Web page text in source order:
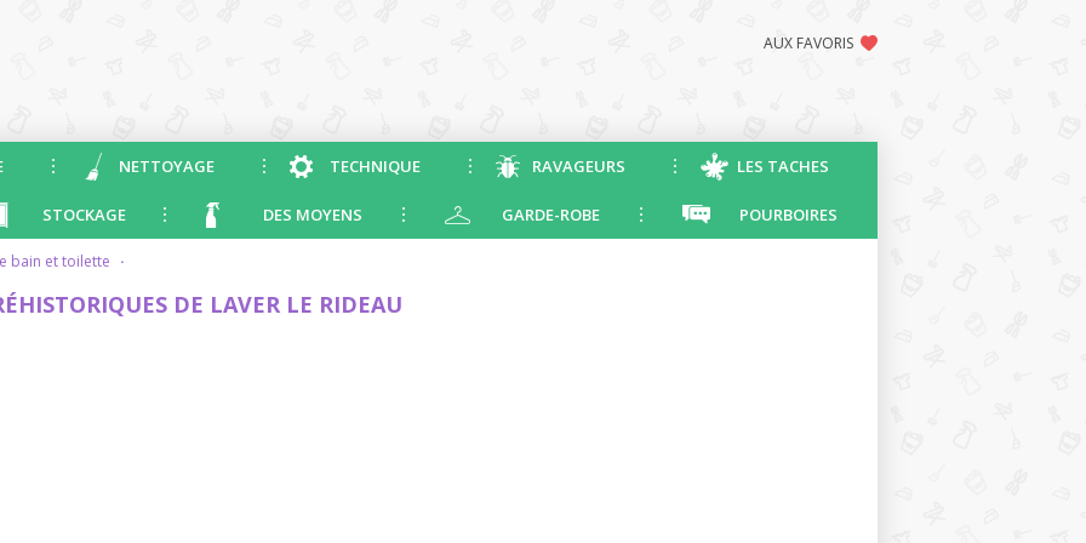
AUX FAVORIS
NETTOYAGE TECHNIQUE RAVAGEURS LES TACHES
STOCKAGE DES MOYENS GARDE-ROBE POURBOIRES
bain et toilette ·
DE LAVER LE RIDEAU